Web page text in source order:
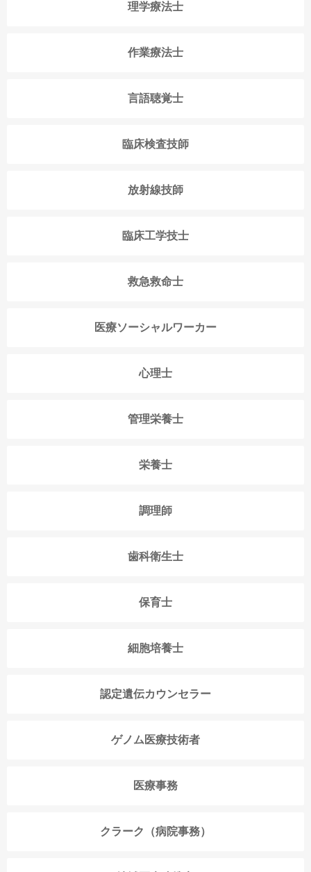
理学療法士
作業療法士
言語聴覚士
臨床検査技師
放射線技師
臨床工学技士
救急救命士
医療ソーシャルワーカー
心理士
管理栄養士
栄養士
調理師
歯科衛生士
保育士
細胞培養士
認定遺伝カウンセラー
ゲノム医療技術者
医療事務
クラーク（病院事務）